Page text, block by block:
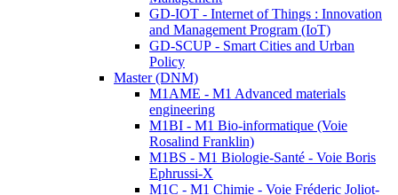
GD-IOT - Internet of Things : Innovation
and Management Program (IoT)
GD-SCUP - Smart Cities and Urban
Policy
Master (DNM)
M1AME - M1 Advanced materials
engineering
M1BI - M1 Bio-informatique (Voie
Rosalind Franklin)
M1BS - M1 Biologie-Santé - Voie Boris
Ephrussi-X
M1C - M1 Chimie - Voie Fréderic Joliot-